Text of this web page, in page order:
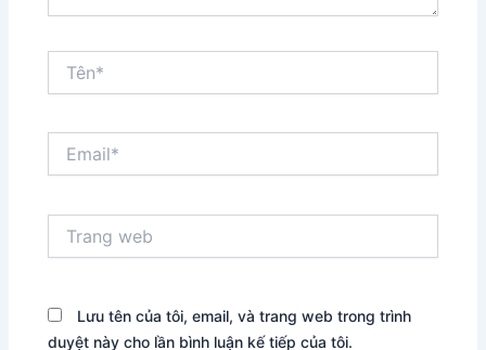
web
Lưu tên của tôi, email, và trang web trong trình
duyệt này cho lần bình luận kế tiếp của tôi.